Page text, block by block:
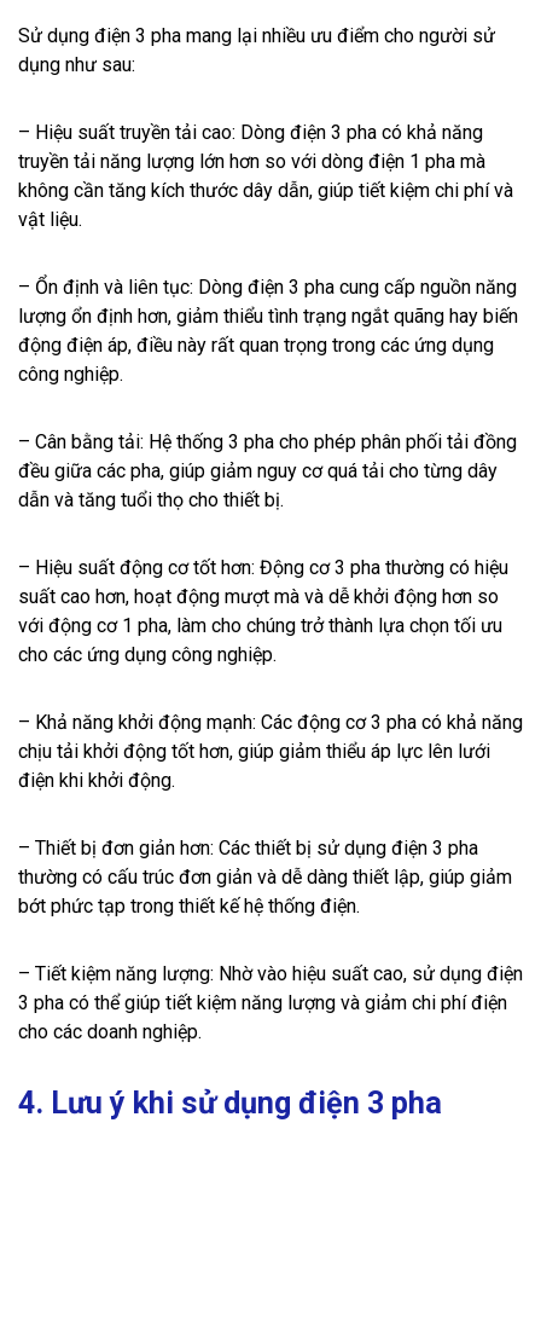
Sử dụng điện 3 pha mang lại nhiều ưu điểm cho người sử
dụng như sau:
– Hiệu suất truyền tải cao: Dòng điện 3 pha có khả năng
truyền tải năng lượng lớn hơn so với dòng điện 1 pha mà
không cần tăng kích thước dây dẫn, giúp tiết kiệm chi phí và
vật liệu.
– Ổn định và liên tục: Dòng điện 3 pha cung cấp nguồn năng
lượng ổn định hơn, giảm thiểu tình trạng ngắt quãng hay biến
động điện áp, điều này rất quan trọng trong các ứng dụng
công nghiệp.
– Cân bằng tải: Hệ thống 3 pha cho phép phân phối tải đồng
đều giữa các pha, giúp giảm nguy cơ quá tải cho từng dây
dẫn và tăng tuổi thọ cho thiết bị.
– Hiệu suất động cơ tốt hơn: Động cơ 3 pha thường có hiệu
suất cao hơn, hoạt động mượt mà và dễ khởi động hơn so
với động cơ 1 pha, làm cho chúng trở thành lựa chọn tối ưu
cho các ứng dụng công nghiệp.
– Khả năng khởi động mạnh: Các động cơ 3 pha có khả năng
chịu tải khởi động tốt hơn, giúp giảm thiểu áp lực lên lưới
điện khi khởi động.
– Thiết bị đơn giản hơn: Các thiết bị sử dụng điện 3 pha
thường có cấu trúc đơn giản và dễ dàng thiết lập, giúp giảm
bớt phức tạp trong thiết kế hệ thống điện.
– Tiết kiệm năng lượng: Nhờ vào hiệu suất cao, sử dụng điện
3 pha có thể giúp tiết kiệm năng lượng và giảm chi phí điện
cho các doanh nghiệp.
4. Lưu ý khi sử dụng điện 3 pha